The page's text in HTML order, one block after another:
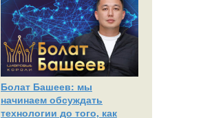
Болат Башеев: мы
начинаем обсуждать
технологии до того, как